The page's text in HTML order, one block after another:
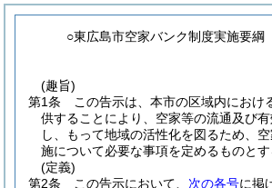
○東広島市空家バンク制度実施要綱
(趣旨)
第1条
この告示は、本市の区域内におけ
供することにより、空家等の流通及び
し、もって地域の活性化を図るため、
施について必要な事項を定めるものとす
(定義)
第2条
この告示において、 次の各号に掲